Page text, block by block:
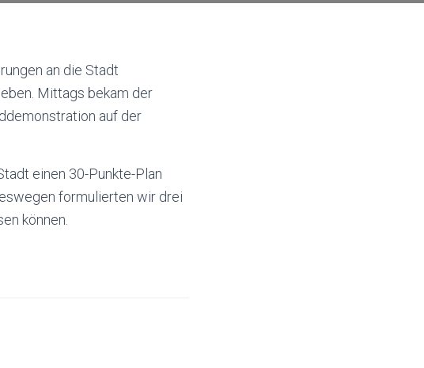
an die Stadt
Mittags bekam der
auf der
einen 30-Punkte-Plan
formulierten wir drei
können.